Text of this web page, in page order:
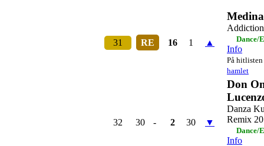
31 RE 16 1 ▲
Medina
Addiction
Dance/
Info
På hitlisten
hamlet
32 30 - 2 30 ▼
Don
Danza
Remix
Dance/
Info